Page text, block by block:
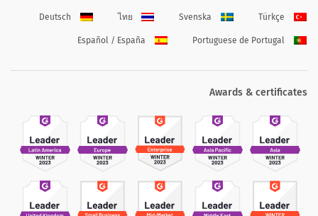
Türkçe
Svenska
ไทย
Deutsch
Portuguese de Portugal
Español / España
Awards & certificates